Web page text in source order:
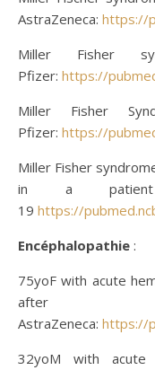
AstraZeneca: https://
Miller Fisher
Pfizer: https://
Miller Fisher
Pfizer: https://
Miller Fisher
in a patient
19 https://
Encéphalopathie :
75yoF with acute
after
AstraZeneca: https://
32yoM with acute